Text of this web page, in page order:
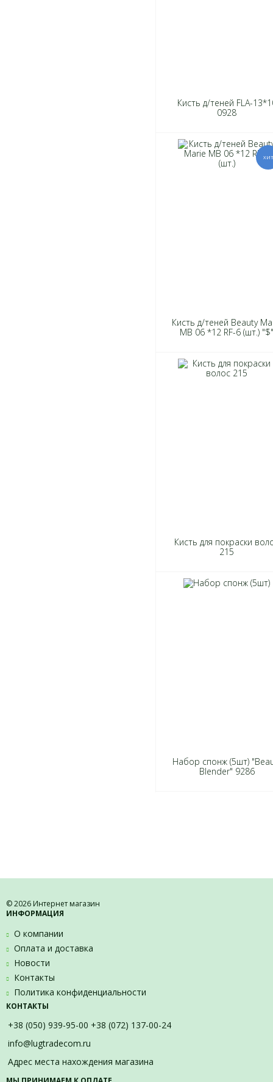
Кисть д/теней FLA-
0928
Кисть д/теней Beauty
MB 06 *12 RF-6 (шт.)
Кисть для покраски
215
Набор спонж (5шт)
Blender" 9286
© 2026 Интернет магазин
ИНФОРМАЦИЯ
О компании
Оплата и доставка
Новости
Контакты
Политика конфиденциальности
КОНТАКТЫ
+38 (050) 939-95-00 +38 (072) 137-00-24
info@lugtradecom.ru
Адрес места нахождения магазина